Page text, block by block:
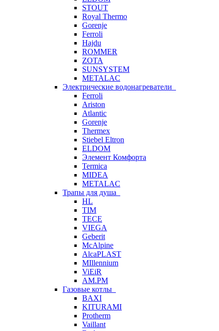
STOUT
Royal Thermo
Gorenje
Ferroli
Hajdu
ROMMER
ZOTA
SUNSYSTEM
METALAC
Электрические водонагреватели
Ferroli
Ariston
Atlantic
Gorenje
Thermex
Stiebel Eltron
ELDOM
Элемент Комфорта
Termica
MIDEA
METALAC
Трапы для душа
HL
TIM
TECE
VIEGA
Geberit
McAlpine
AlcaPLAST
MIllennium
ViEiR
AM.PM
Газовые котлы
BAXI
KITURAMI
Protherm
Vaillant